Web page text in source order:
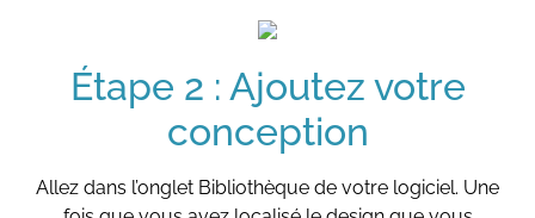
Étape 2 : Ajoutez votre
conception
Allez dans l’onglet Bibliothèque de votre logiciel. Une